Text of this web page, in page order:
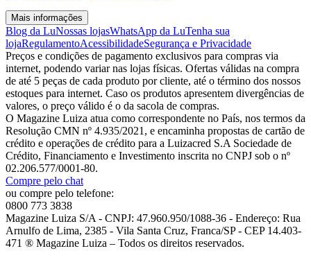
Mais informações
Blog da LuNossas lojasWhatsApp da LuTenha sua
lojaRegulamentoAcessibilidadeSegurança e Privacidade
Preços e condições de pagamento exclusivos para compras via
internet, podendo variar nas lojas físicas. Ofertas válidas na compra
de até 5 peças de cada produto por cliente, até o término dos nossos
estoques para internet. Caso os produtos apresentem divergências de
valores, o preço válido é o da sacola de compras.
O Magazine Luiza atua como correspondente no País, nos termos da
Resolução CMN nº 4.935/2021, e encaminha propostas de cartão de
crédito e operações de crédito para a Luizacred S.A Sociedade de
Crédito, Financiamento e Investimento inscrita no CNPJ sob o nº
02.206.577/0001-80.
Compre pelo chat
ou compre pelo telefone:
0800 773 3838
Magazine Luiza S/A - CNPJ: 47.960.950/1088-36 - Endereço: Rua
Arnulfo de Lima, 2385 - Vila Santa Cruz, Franca/SP - CEP 14.403-
471 ® Magazine Luiza – Todos os direitos reservados.